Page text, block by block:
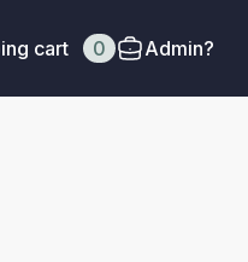
cart 0 Admin?